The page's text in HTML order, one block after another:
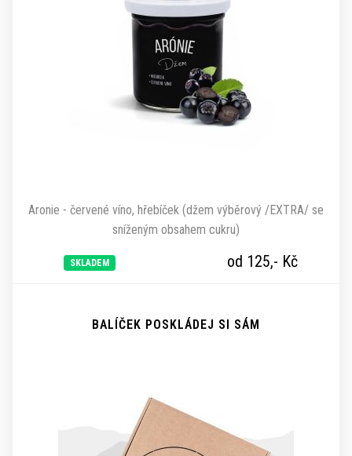
Aronie - červené víno, hřebíček (džem výběrový /EXTRA/ se
sníženým obsahem cukru)
SKLADEM od 125,- Kč
BALÍČEK POSKLÁDEJ SI SÁM